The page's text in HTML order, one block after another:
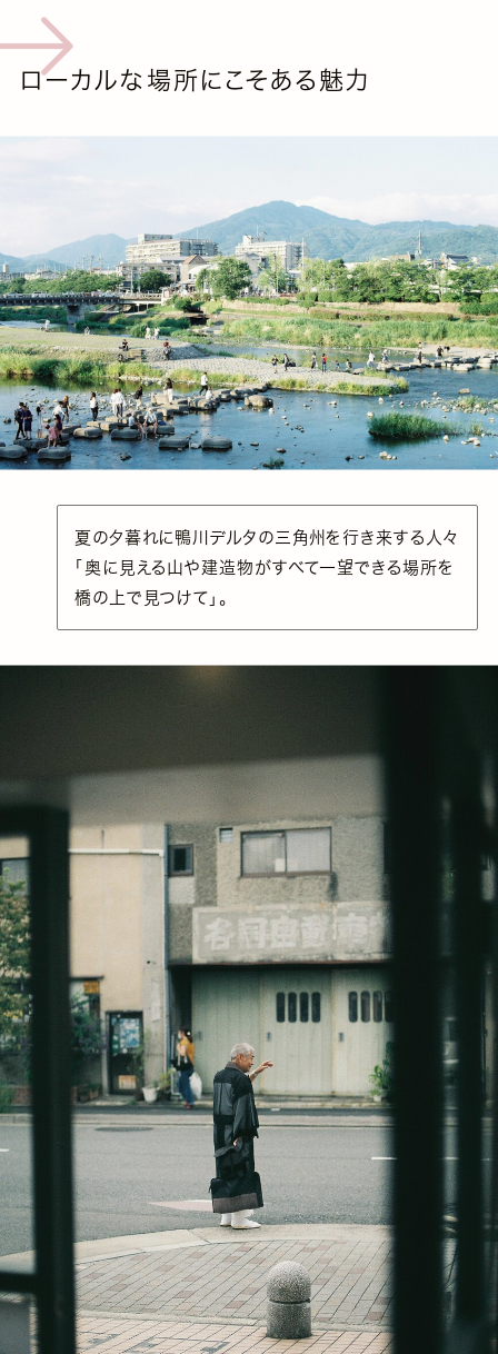
ローカルな場所にこそある魅力
夏の夕暮れに鴨川デルタの三角州を行き来する人々
「奥に見える山や建造物がすべて一望できる場所を
橋の上で見つけて」。